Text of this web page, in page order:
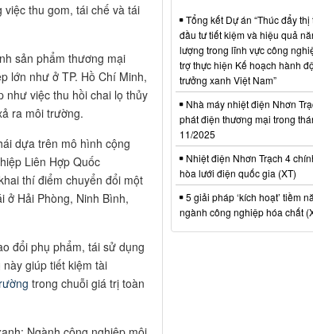
thu gom, tái chế và tái
sản phẩm thương mại
lớn như ở TP. Hồ Chí Minh,
như việc thu hồi chai lọ thủy
ra môi trường.
dựa trên mô hình cộng
Liên Hợp Quốc
thí điểm chuyển đổi một
ở Hải Phòng, Ninh Bình,
đổi phụ phẩm, tái sử dụng
giúp tiết kiệm tài
trong chuỗi giá trị toàn
Tổng kết Dự án “Thúc đẩy thị
đầu tư tiết kiệm và hiệu quả
lượng trong lĩnh vực công
trợ thực hiện Kế hoạch hành
trưởng xanh Việt Nam”
Nhà máy nhiệt điện Nhơn
phát điện thương mại trong
11/2025
Nhiệt điện Nhơn Trạch 4
hòa lưới điện quốc gia (XT)
5 giải pháp ‘kích hoạt’ tiềm
ngành công nghiệp hóa chất